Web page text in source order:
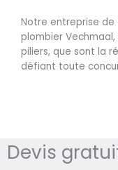
Notre entreprise
plombier
piliers, que sont la
défiant toute
Devis